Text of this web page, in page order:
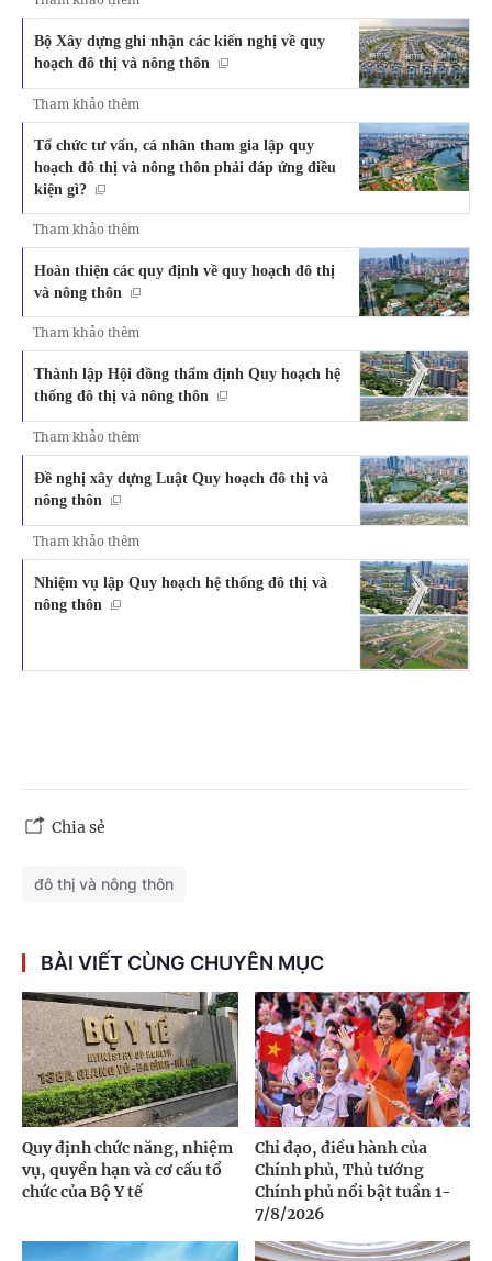
Bộ Xây dựng ghi nhận các kiến nghị về quy
hoạch đô thị và nông thôn
Tham khảo thêm
Tổ chức tư vấn, cá nhân tham gia lập quy
hoạch đô thị và nông thôn phải đáp ứng điều
kiện gì?
Tham khảo thêm
Hoàn thiện các quy định về quy hoạch đô thị
và nông thôn
Tham khảo thêm
Thành lập Hội đồng thẩm định Quy hoạch hệ
thống đô thị và nông thôn
Tham khảo thêm
Đề nghị xây dựng Luật Quy hoạch đô thị và
nông thôn
Tham khảo thêm
Nhiệm vụ lập Quy hoạch hệ thống đô thị và
nông thôn
Chia sẻ
đô thị và nông thôn
BÀI VIẾT CÙNG CHUYÊN MỤC
Quy định chức năng, nhiệm
vụ, quyền hạn và cơ cấu tổ
chức của Bộ Y tế
Chỉ đạo, điều hành của
Chính phủ, Thủ tướng
Chính phủ nổi bật tuần 1-
7/8/2026